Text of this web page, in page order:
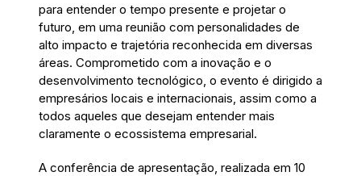
para entender o tempo presente e projetar o
futuro, em uma reunião com personalidades de
alto impacto e trajetória reconhecida em diversas
áreas. Comprometido com a inovação e o
desenvolvimento tecnológico, o evento é dirigido a
empresários locais e internacionais, assim como a
todos aqueles que desejam entender mais
claramente o ecossistema empresarial.
A conferência de apresentação, realizada em 10